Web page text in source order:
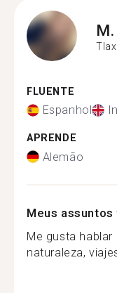
M.
FLUENTE
Espanhol
APRENDE
Alemão
Meus
Me gusta hablar
naturaleza,